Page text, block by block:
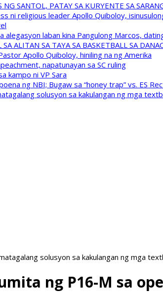
SANTOL, PATAY SA KURYENTE SA
ni religious leader Apollo Quiboloy,
alegasyon laban kina Pangulong Marcos,
ALITAN SA TAYA SA BASKETBALL SA
Apollo Quiboloy, hiniling na ng Amerika
napatunayan sa SC ruling
kampo ni VP Sara
ng NBI; Bugaw sa “honey trap” vs. ES
solusyon sa kakulangan ng mga
solusyon sa kakulangan ng mga
ng P16-M sa